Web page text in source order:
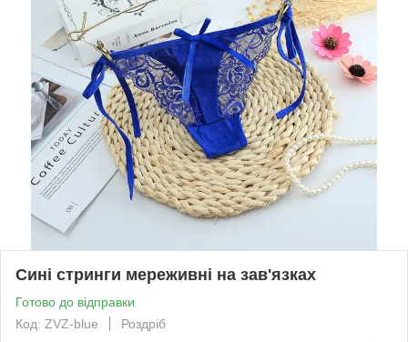
Сині стринги мереживні на зав'язках
Готово до відправки
Код: ZVZ-blue
Роздріб